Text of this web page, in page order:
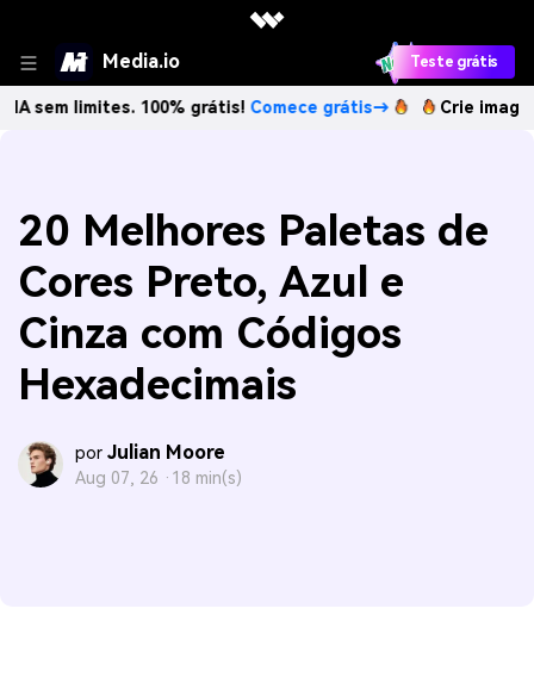
Media.io Teste grátis
100% grátis!Comece grátis→ Crie imagens com
20 Melhores Paletas de
Cores Preto, Azul e
Cinza com Códigos
Hexadecimais
por Julian Moore
Aug 07, 26 · 18 min(s)